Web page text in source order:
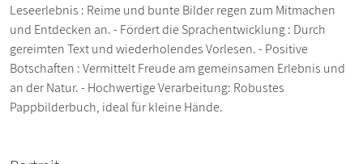
Leseerlebnis : Reime und bunte Bilder regen zum Mitmachen
und Entdecken an. - Fördert die Sprachentwicklung : Durch
gereimten Text und wiederholendes Vorlesen. - Positive
Botschaften : Vermittelt Freude am gemeinsamen Erlebnis und
an der Natur. - Hochwertige Verarbeitung: Robustes
Pappbilderbuch, ideal für kleine Hände.